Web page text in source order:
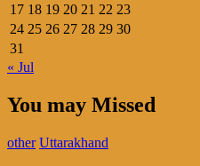
17 18 19 20 21 22 23
24 25 26 27 28 29 30
31
« Jul
You may Missed
other Uttarakhand